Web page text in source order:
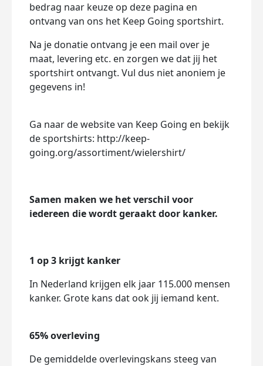
bedrag naar keuze op deze pagina en
ontvang van ons het Keep Going sportshirt.
Na je donatie ontvang je een mail over je
maat, levering etc. en zorgen we dat jij het
sportshirt ontvangt. Vul dus niet anoniem je
gegevens in!
Ga naar de website van Keep Going en bekijk
de sportshirts: http://keep-
going.org/assortiment/wielershirt/
Samen maken we het verschil voor
iedereen die wordt geraakt door kanker.
1 op 3 krijgt kanker
In Nederland krijgen elk jaar 115.000 mensen
kanker. Grote kans dat ook jij iemand kent.
65% overleving
De gemiddelde overlevingskans steeg van